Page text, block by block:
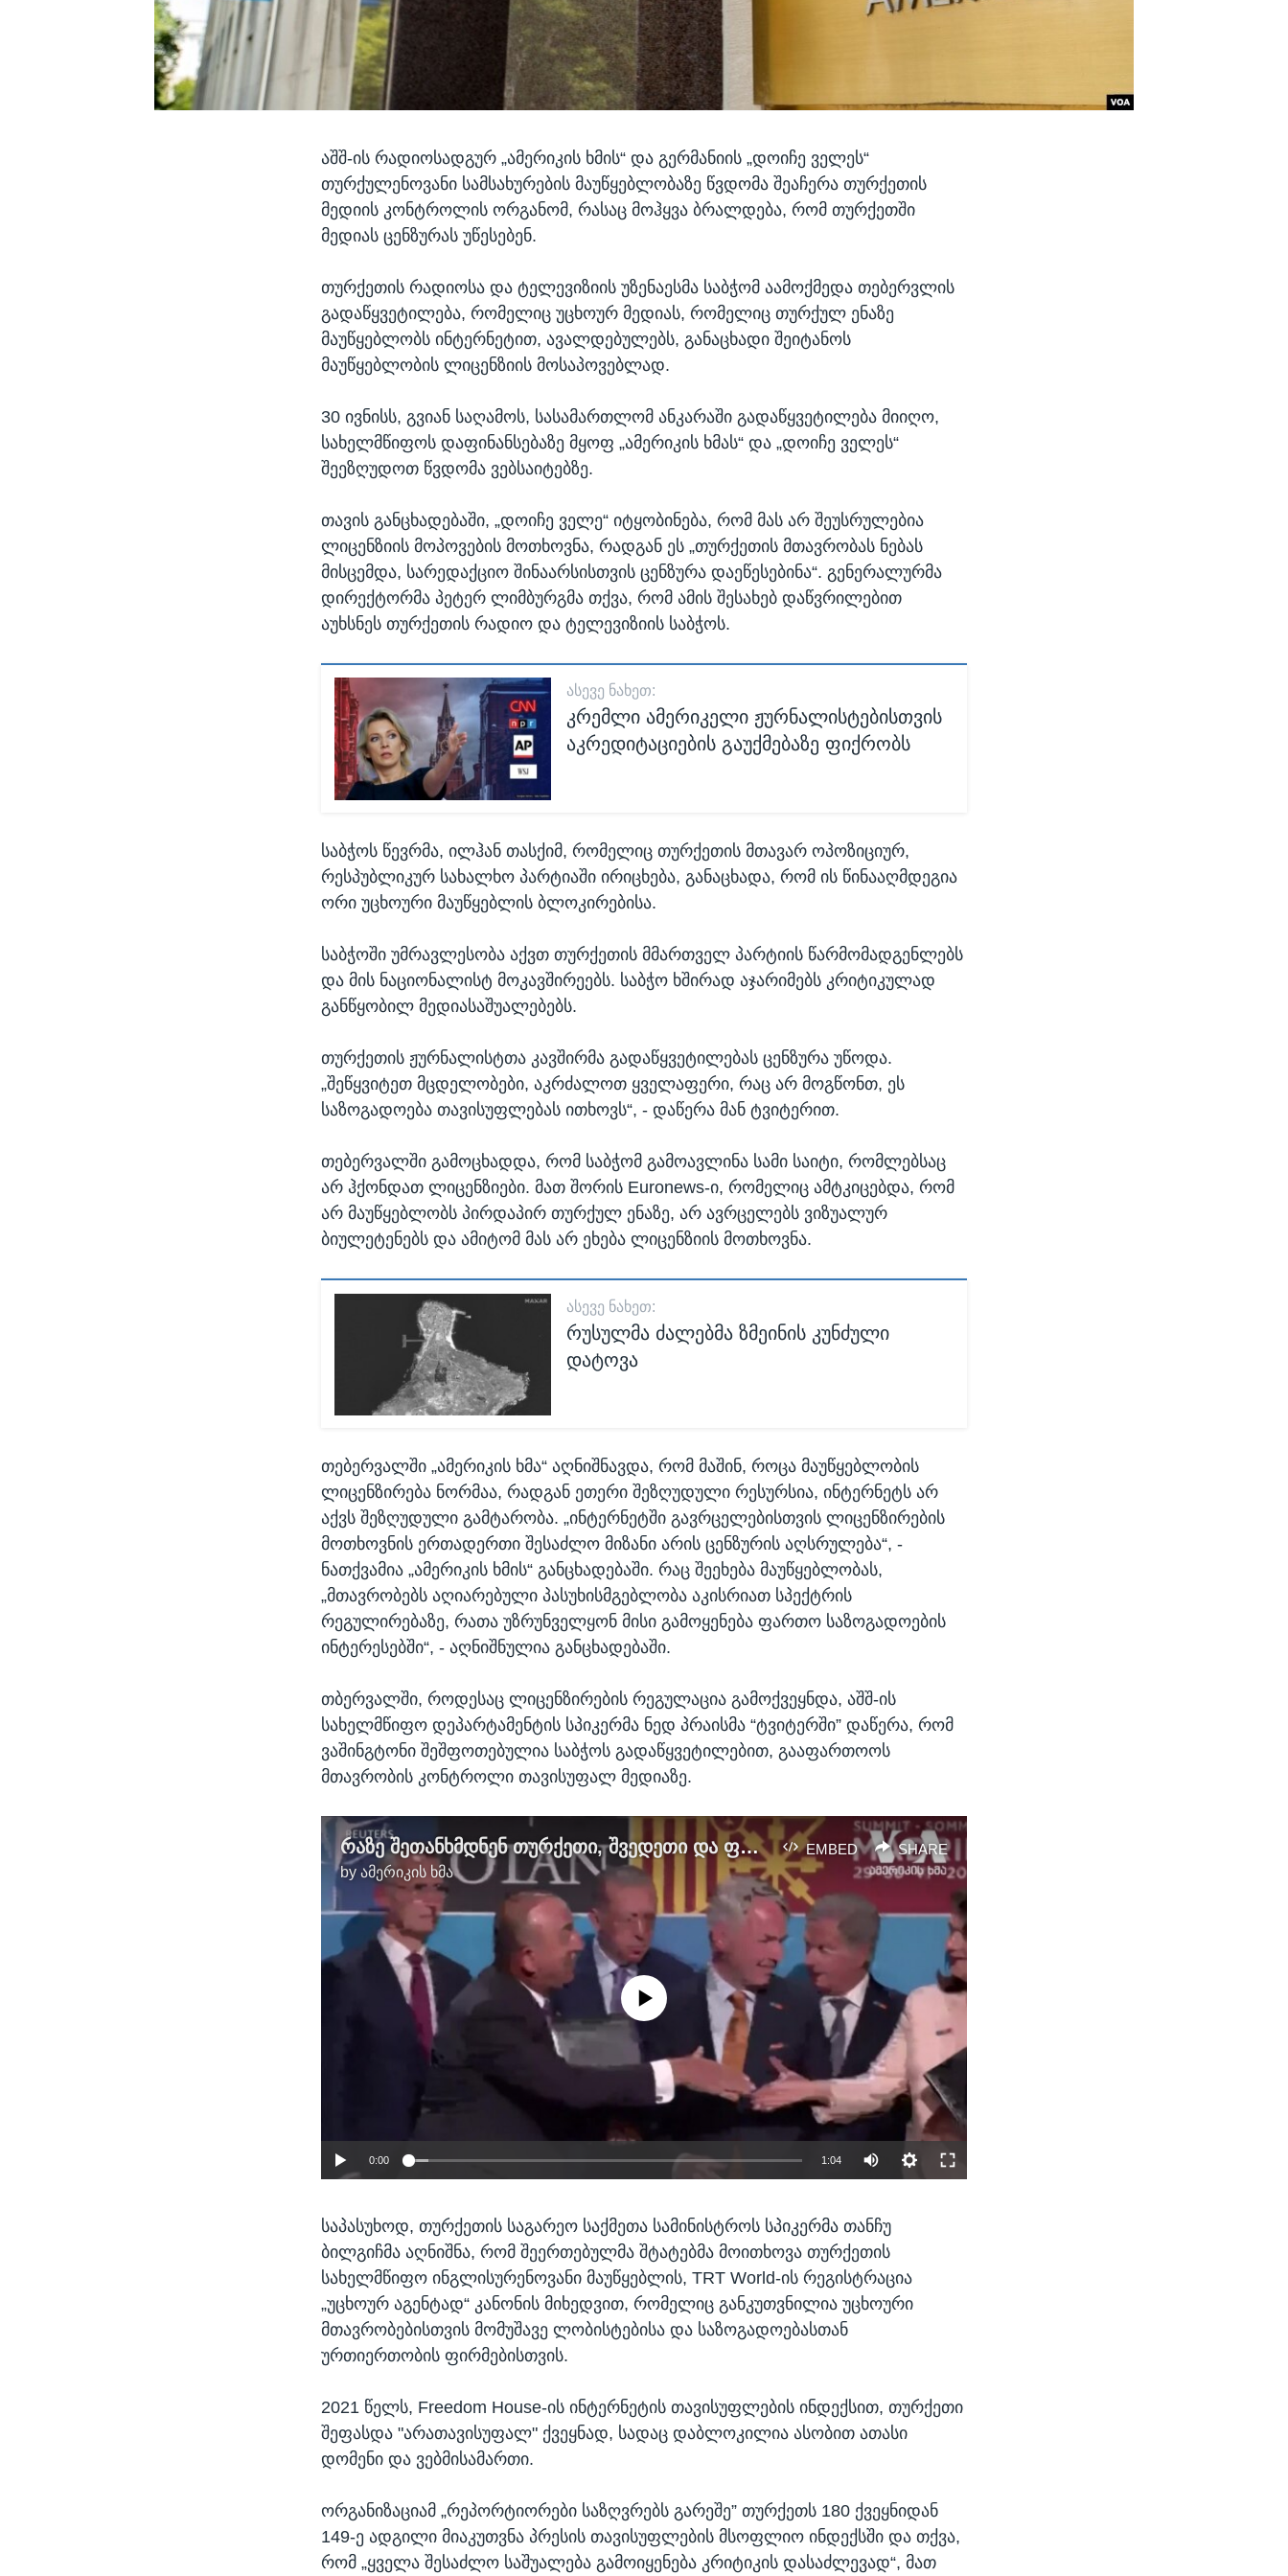
აშშ-ის რადიოსადგურ „ამერიკის ხმის“ და გერმანიის „დოიჩე ველეს“
თურქულენოვანი სამსახურების მაუწყებლობაზე წვდომა შეაჩერა თურქეთის
მედიის კონტროლის ორგანომ, რასაც მოჰყვა ბრალდება, რომ თურქეთში
მედიას ცენზურას უწესებენ.
თურქეთის რადიოსა და ტელევიზიის უზენაესმა საბჭომ აამოქმედა თებერვლის
გადაწყვეტილება, რომელიც უცხოურ მედიას, რომელიც თურქულ ენაზე
მაუწყებლობს ინტერნეტით, ავალდებულებს, განაცხადი შეიტანოს
მაუწყებლობის ლიცენზიის მოსაპოვებლად.
30 ივნისს, გვიან საღამოს, სასამართლომ ანკარაში გადაწყვეტილება მიიღო,
სახელმწიფოს დაფინანსებაზე მყოფ „ამერიკის ხმას“ და „დოიჩე ველეს“
შეეზღუდოთ წვდომა ვებსაიტებზე.
თავის განცხადებაში, „დოიჩე ველე“ იტყობინება, რომ მას არ შეუსრულებია
ლიცენზიის მოპოვების მოთხოვნა, რადგან ეს „თურქეთის მთავრობას ნებას
მისცემდა, სარედაქციო შინაარსისთვის ცენზურა დაეწესებინა“. გენერალურმა
დირექტორმა პეტერ ლიმბურგმა თქვა, რომ ამის შესახებ დაწვრილებით
აუხსნეს თურქეთის რადიო და ტელევიზიის საბჭოს.
ᲐᲡᲔᲕᲔ ᲜᲐᲮᲔᲗ:
კრემლი ამერიკელი ჟურნალისტებისთვის
აკრედიტაციების გაუქმებაზე ფიქრობს
საბჭოს წევრმა, ილჰან თასქიმ, რომელიც თურქეთის მთავარ ოპოზიციურ,
რესპუბლიკურ სახალხო პარტიაში ირიცხება, განაცხადა, რომ ის წინააღმდეგია
ორი უცხოური მაუწყებლის ბლოკირებისა.
საბჭოში უმრავლესობა აქვთ თურქეთის მმართველ პარტიის წარმომადგენლებს
და მის ნაციონალისტ მოკავშირეებს. საბჭო ხშირად აჯარიმებს კრიტიკულად
განწყობილ მედიასაშუალებებს.
თურქეთის ჟურნალისტთა კავშირმა გადაწყვეტილებას ცენზურა უწოდა.
„შეწყვიტეთ მცდელობები, აკრძალოთ ყველაფერი, რაც არ მოგწონთ, ეს
საზოგადოება თავისუფლებას ითხოვს“, - დაწერა მან ტვიტერით.
თებერვალში გამოცხადდა, რომ საბჭომ გამოავლინა სამი საიტი, რომლებსაც
არ ჰქონდათ ლიცენზიები. მათ შორის Euronews-ი, რომელიც ამტკიცებდა, რომ
არ მაუწყებლობს პირდაპირ თურქულ ენაზე, არ ავრცელებს ვიზუალურ
ბიულეტენებს და ამიტომ მას არ ეხება ლიცენზიის მოთხოვნა.
ᲐᲡᲔᲕᲔ ᲜᲐᲮᲔᲗ:
რუსულმა ძალებმა ზმეინის კუნძული
დატოვა
თებერვალში „ამერიკის ხმა“ აღნიშნავდა, რომ მაშინ, როცა მაუწყებლობის
ლიცენზირება ნორმაა, რადგან ეთერი შეზღუდული რესურსია, ინტერნეტს არ
აქვს შეზღუდული გამტარობა. „ინტერნეტში გავრცელებისთვის ლიცენზირების
მოთხოვნის ერთადერთი შესაძლო მიზანი არის ცენზურის აღსრულება“, -
ნათქვამია „ამერიკის ხმის“ განცხადებაში. რაც შეეხება მაუწყებლობას,
„მთავრობებს აღიარებული პასუხისმგებლობა აკისრიათ სპექტრის
რეგულირებაზე, რათა უზრუნველყონ მისი გამოყენება ფართო საზოგადოების
ინტერესებში“, - აღნიშნულია განცხადებაში.
თბერვალში, როდესაც ლიცენზირების რეგულაცია გამოქვეყნდა, აშშ-ის
სახელმწიფო დეპარტამენტის სპიკერმა ნედ პრაისმა “ტვიტერში” დაწერა, რომ
ვაშინგტონი შეშფოთებულია საბჭოს გადაწყვეტილებით, გააფართოოს
მთავრობის კონტროლი თავისუფალ მედიაზე.
EMBED SHARE
რაზე შეთანხმდნენ თურქეთი, შვედეთი და ფინეთი?
byამერიკის ხმა
No media source currently available
0:00 1:04
საპასუხოდ, თურქეთის საგარეო საქმეთა სამინისტროს სპიკერმა თანჩუ
ბილგიჩმა აღნიშნა, რომ შეერთებულმა შტატებმა მოითხოვა თურქეთის
სახელმწიფო ინგლისურენოვანი მაუწყებლის, TRT World-ის რეგისტრაცია
„უცხოურ აგენტად“ კანონის მიხედვით, რომელიც განკუთვნილია უცხოური
მთავრობებისთვის მომუშავე ლობისტებისა და საზოგადოებასთან
ურთიერთობის ფირმებისთვის.
2021 წელს, Freedom House-ის ინტერნეტის თავისუფლების ინდექსით, თურქეთი
შეფასდა "არათავისუფალ" ქვეყნად, სადაც დაბლოკილია ასობით ათასი
დომენი და ვებმისამართი.
ორგანიზაციამ „რეპორტიორები საზღვრებს გარეშე” თურქეთს 180 ქვეყნიდან
149-ე ადგილი მიაკუთვნა პრესის თავისუფლების მსოფლიო ინდექსში და თქვა,
რომ „ყველა შესაძლო საშუალება გამოიყენება კრიტიკის დასაძლევად“, მათ